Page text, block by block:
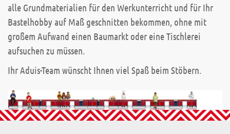
alle Grundmaterialien für den Werkunterricht und für Ihr
Bastelhobby auf Maß geschnitten bekommen, ohne mit
großem Aufwand einen Baumarkt oder eine Tischlerei
aufsuchen zu müssen.
Ihr Aduis-Team wünscht Ihnen viel Spaß beim Stöbern.